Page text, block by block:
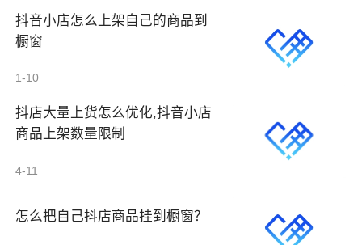
抖音小店怎么上架自己的商品到
橱窗
1-10
抖店大量上货怎么优化,抖音小店
商品上架数量限制
4-11
怎么把自己抖店商品挂到橱窗？